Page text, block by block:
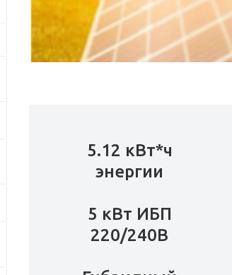
5.12 кВт*ч
энергии
5 кВт ИБП
220/240В